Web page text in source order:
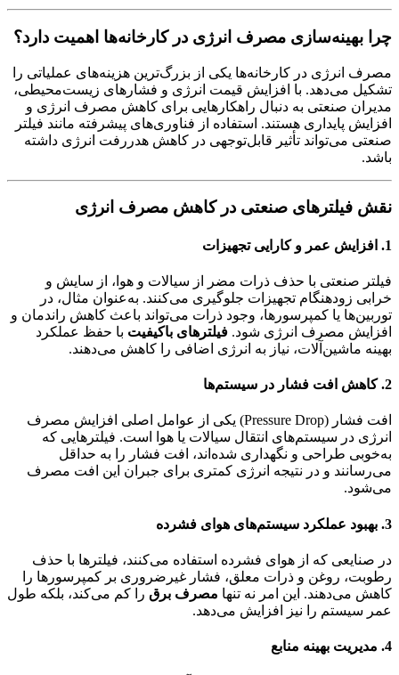
چرا بهینه‌سازی مصرف انرژی در کارخانه‌ها اهمیت دارد؟
مصرف انرژی در کارخانه‌ها یکی از بزرگ‌ترین هزینه‌های عملیاتی را
تشکیل می‌دهد. با افزایش قیمت انرژی و فشارهای زیست‌محیطی،
مدیران صنعتی به دنبال راهکارهایی برای کاهش مصرف انرژی و
افزایش پایداری هستند. استفاده از فناوری‌های پیشرفته مانند فیلتر
صنعتی می‌تواند تأثیر قابل‌توجهی در کاهش هدررفت انرژی داشته
باشد.
نقش فیلترهای صنعتی در کاهش مصرف انرژی
1. افزایش عمر و کارایی تجهیزات
فیلتر صنعتی با حذف ذرات مضر از سیالات و هوا، از سایش و
خرابی زودهنگام تجهیزات جلوگیری می‌کنند. به‌عنوان مثال، در
توربین‌ها یا کمپرسورها، وجود ذرات می‌تواند باعث کاهش راندمان و
افزایش مصرف انرژی شود. فیلترهای باکیفیت با حفظ عملکرد
بهینه ماشین‌آلات، نیاز به انرژی اضافی را کاهش می‌دهند.
2. کاهش افت فشار در سیستم‌ها
افت فشار (Pressure Drop) یکی از عوامل اصلی افزایش مصرف
انرژی در سیستم‌های انتقال سیالات یا هوا است. فیلترهایی که
به‌خوبی طراحی و نگهداری شده‌اند، افت فشار را به حداقل
می‌رسانند و در نتیجه انرژی کمتری برای جبران این افت مصرف
می‌شود.
3. بهبود عملکرد سیستم‌های هوای فشرده
در صنایعی که از هوای فشرده استفاده می‌کنند، فیلترها با حذف
رطوبت، روغن و ذرات معلق، فشار غیرضروری بر کمپرسورها را
کاهش می‌دهند. این امر نه تنها مصرف برق را کم می‌کند، بلکه طول
عمر سیستم را نیز افزایش می‌دهد.
4. مدیریت بهینه منابع